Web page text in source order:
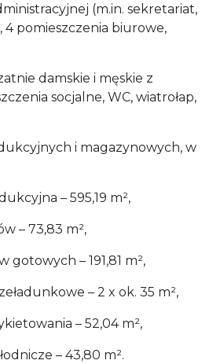
(m.in. sekretariat,
4 pomieszczenia biurowe,
damskie i męskie z
socjalne, WC, wiatrołap,
i magazynowych, w
– 595,19 m²,
– 73,83 m²,
gotowych – 191,81 m²,
– 2 x ok. 35 m²,
– 52,04 m²,
– 43,80 m².